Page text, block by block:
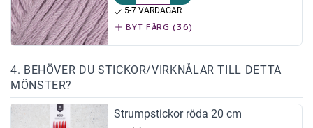
5-7 VARDAGAR
BYT FÄRG (36)
4. BEHÖVER DU STICKOR/VIRKNÅLAR TILL DETTA
MÖNSTER?
Strumpstickor röda 20 cm